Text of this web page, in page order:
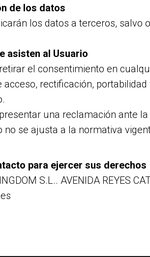
de los datos
los datos a terceros, salvo
asisten al Usuario
el consentimiento en
acceso, rectificación,
una reclamación ante
no se ajusta a la normativa
para ejercer sus derechos
S.L.. AVENIDA REYES